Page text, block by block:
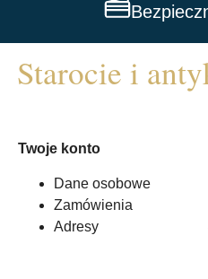
Twoje konto
Dane osobowe
Zamówienia
Adresy